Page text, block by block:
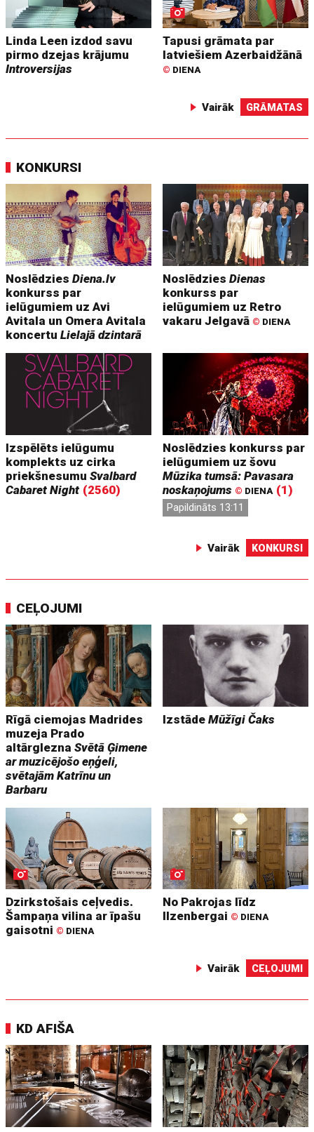
Linda Leen izdod savu
pirmo dzejas krājumu
Introversijas
Tapusi grāmata par
latviešiem Azerbaidžānā
© DIENA
Vairāk GRĀMATAS
KONKURSI
NoslēdziesDiena.lv
konkurss par
ielūgumiem uz Avi
Avitala un Omera Avitala
koncertuLielajā dzintarā
NoslēdziesDienas
konkurss par
ielūgumiem uz Retro
vakaru Jelgavā © DIENA
Izspēlēts ielūgumu
komplekts uz cirka
priekšnesumuSvalbard
Cabaret Night (2560)
Noslēdzies konkurss par
ielūgumiem uz šovu
Mūzika tumsā: Pavasara
noskaņojums © DIENA (1)
Papildināts 13:11
Vairāk KONKURSI
CEĻOJUMI
Rīgā ciemojas Madrides
muzeja Prado
altārgleznaSvētā Ģimene
ar muzicējošo eņģeli,
svētajām Katrīnu un
Barbaru
IzstādeMūžīgi Čaks
Dzirkstošais ceļvedis.
Šampaņa vilina ar īpašu
gaisotni © DIENA
No Pakrojas līdz
Ilzenbergai © DIENA
Vairāk CEĻOJUMI
KD AFIŠA